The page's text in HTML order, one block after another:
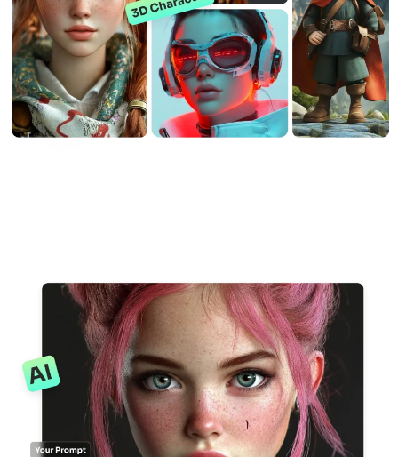
支援的人工智慧模型
Seedance 2.0 Kling 2.6 Motion Control Veo 3.1
Sora 2.0 Kling 2.6 Pro Kling 2.1 Master Hailuo 2.3
Wan 2.5
浮水印去除器
背景去除劑
AI背景
人工智慧替換器
AI重新著色
AI 風格圖片生成器